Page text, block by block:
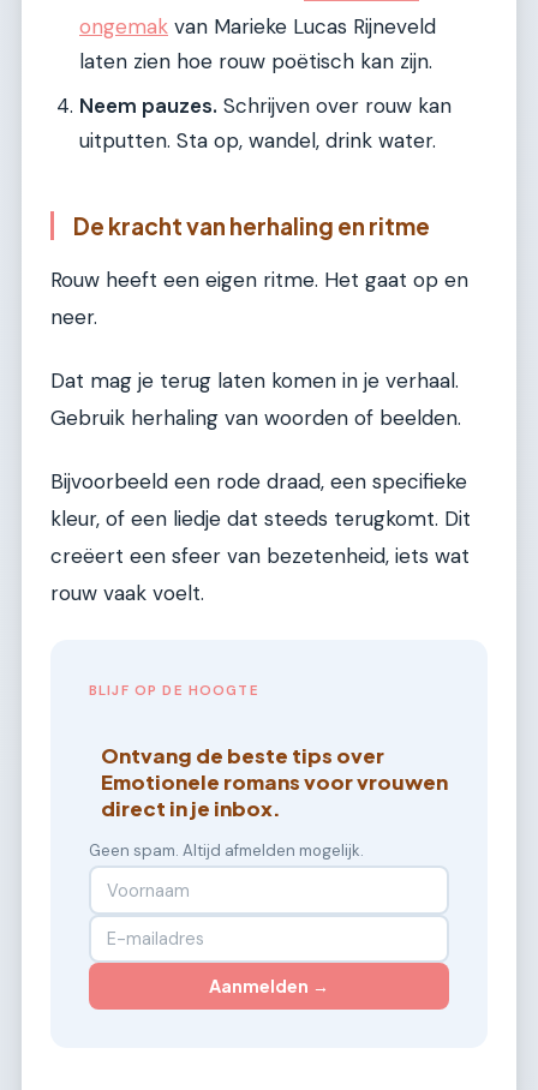
ongemak van Marieke Lucas Rijneveld
laten zien hoe rouw poëtisch kan zijn.
Neem pauzes. Schrijven over rouw kan
uitputten. Sta op, wandel, drink water.
De kracht van herhaling en ritme
Rouw heeft een eigen ritme. Het gaat op en
neer.
Dat mag je terug laten komen in je verhaal.
Gebruik herhaling van woorden of beelden.
Bijvoorbeeld een rode draad, een specifieke
kleur, of een liedje dat steeds terugkomt. Dit
creëert een sfeer van bezetenheid, iets wat
rouw vaak voelt.
BLIJF OP DE HOOGTE
Ontvang de beste tips over
Emotionele romans voor vrouwen
direct in je inbox.
Geen spam. Altijd afmelden mogelijk.
Aanmelden →